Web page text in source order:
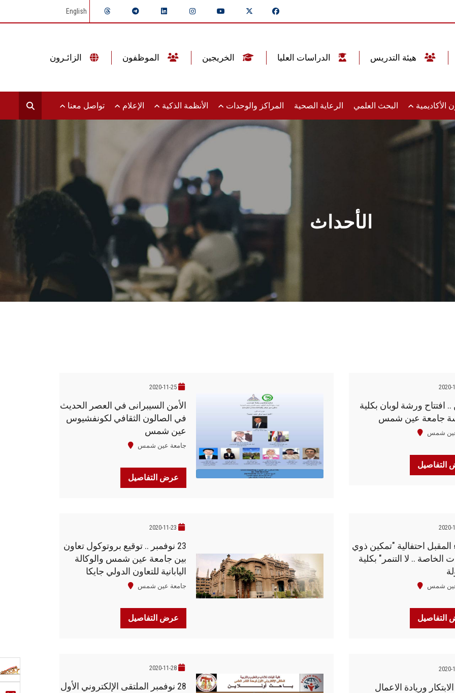
English
الأكاديمية البحث العلمي الرعاية الصحية المراكز والوحدات الأنظمة الذكية الإعلام تواصل معنا
الأحداث
2020-
.. افتتاح ورشة لوبان بكلية
جامعة عين شمس
عين شمس
التفاصيل
2020-11-25
الأمن السيبرانى في العصر الحديث
في الصالون الثقافي لكونفشيوس
عين شمس
جامعة عين شمس
عرض التفاصيل
2020-
المقبل احتفالية "تمكين ذوي
الخاصة .. لا التنمر" بكلية
عين شمس
التفاصيل
2020-11-23
23 نوفمبر .. توقيع بروتوكول تعاون
بين جامعة عين شمس والوكالة
اليابانية للتعاون الدولي جايكا
جامعة عين شمس
عرض التفاصيل
2020-
وريادة الاعمال
2020-11-28
28 نوفمبر الملتقى الإلكتروني الأول